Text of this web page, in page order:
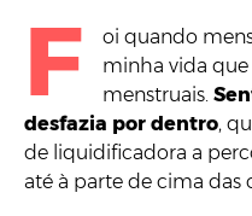
F
oi quando
minha vida que
menstruais.
desfazia por dentro,
de liquidificadora a
até à parte de cima das